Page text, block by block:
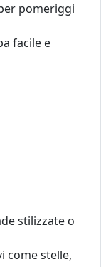
pomeriggi
facile e
stilizzate o
come stelle,